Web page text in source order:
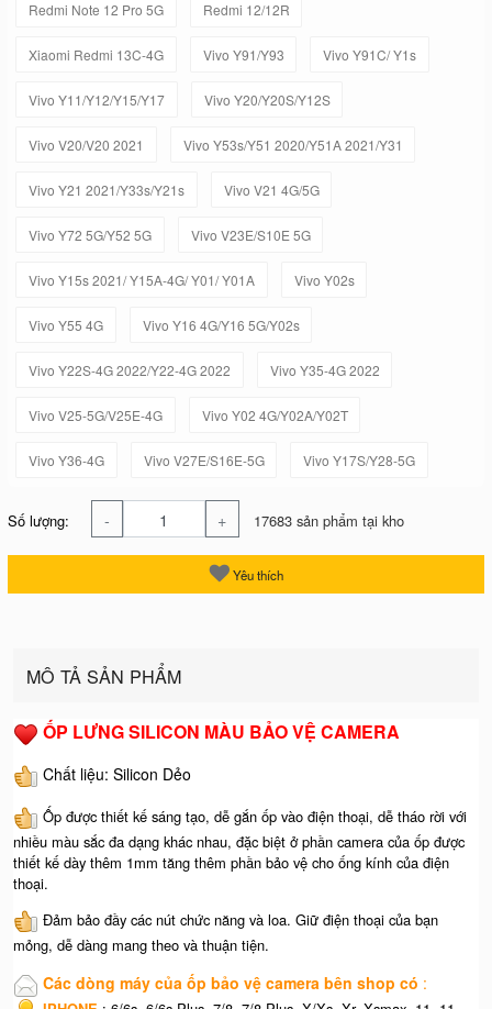
Redmi Note 12 Pro 5G Redmi 12/12R
Xiaomi Redmi 13C-4G Vivo Y91/Y93 Vivo Y91C/ Y1s
Vivo Y11/Y12/Y15/Y17 Vivo Y20/Y20S/Y12S
Vivo V20/V20 2021 Vivo Y53s/Y51 2020/Y51A 2021/Y31
Vivo Y21 2021/Y33s/Y21s Vivo V21 4G/5G
Vivo Y72 5G/Y52 5G Vivo V23E/S10E 5G
Vivo Y15s 2021/ Y15A-4G/ Y01/ Y01A Vivo Y02s
Vivo Y55 4G Vivo Y16 4G/Y16 5G/Y02s
Vivo Y22S-4G 2022/Y22-4G 2022 Vivo Y35-4G 2022
Vivo V25-5G/V25E-4G Vivo Y02 4G/Y02A/Y02T
Vivo Y36-4G Vivo V27E/S16E-5G Vivo Y17S/Y28-5G
Số lượng: - + 17683 sản phẩm tại kho
Yêu thích
MÔ TẢ SẢN PHẨM
ỐP LƯNG SILICON MÀU BẢO VỆ CAMERA
Chất liệu: Silicon Dẻo
Ốp được thiết kế sáng tạo, dễ gắn ốp vào điện thoại, dễ tháo rời với
nhiều màu sắc đa dạng khác nhau, đặc biệt ở phần camera của ốp được
thiết kế dày thêm 1mm tăng thêm phần bảo vệ cho ống kính của điện
thoại.
Đảm bảo đầy các nút chức năng và loa. Giữ điện thoại của bạn
mỏng, dễ dàng mang theo và thuận tiện.
Các dòng máy của ốp bảo vệ camera bên shop có :